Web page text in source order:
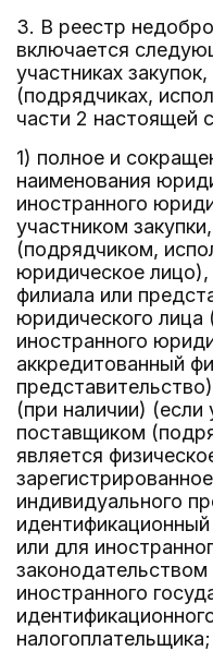
3. В реестр
включается
участниках
(подрядчиках,
части 2 настоящей
1) полное и
наименования
иностранного
участником
(подрядчиком,
юридическое лицо),
филиала или
юридического лица
иностранного
аккредитованный
(при наличии) (если
поставщиком
является
индивидуального
или для
иностранного
налогоплательщика;